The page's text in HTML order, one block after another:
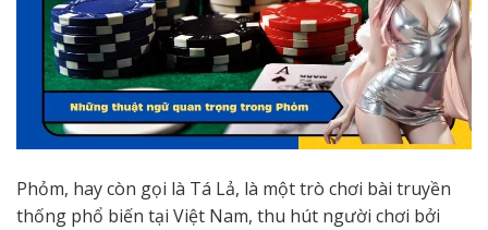
Phỏm, hay còn gọi là Tá Lả, là một trò chơi bài truyền
thống phổ biến tại Việt Nam, thu hút người chơi bởi